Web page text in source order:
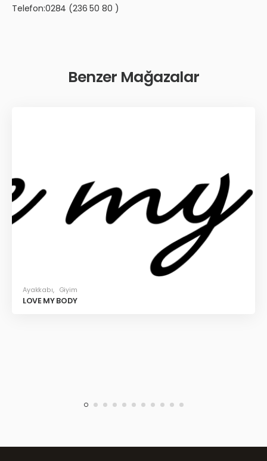
Telefon:0284 (236 50 80 )
Benzer Mağazalar
Ayakkabı, Giyim
LOVE MY BODY